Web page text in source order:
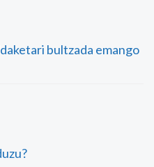
bultzada emango